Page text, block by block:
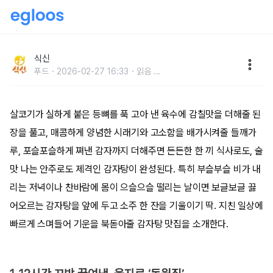
식신
푸드 2026-02-27 16:33 읽음 ...
살코기가 실하게 붙은 등뼈를 푹 고아 낸 육수에 감칠맛을 더해줄 된
장을 풀고, 매콤하게 양념한 시래기와 고소함을 배가시켜줄 들깨가
루, 포슬포슬하게 쪄낸 감자까지 더해주면 든든한 한 끼 식사로도, 술
맛 나는 안주로도 제격인 감자탕이 완성된다. 특히 부슬부슬 비가 내
리는 저녁이나 찬바람에 몸이 으슬으슬 떨리는 날이면 보글보글 끓
어오르는 감자탕을 앞에 두고 소주 한 잔을 기울이기 딱. 지친 일상에
빠르게 스며들어 기운을 북돋아줄 감자탕 맛집을 소개한다.